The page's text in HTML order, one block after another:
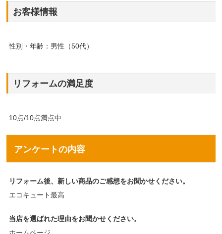
お客様情報
性別・年齢：男性（50代）
リフォームの満足度
10点/10点満点中
アンケートの内容
リフォーム後、新しい商品のご感想をお聞かせください。
エコキュート最高
当店を選ばれた理由をお聞かせください。